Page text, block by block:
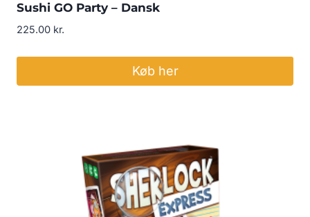
Sushi GO Party – Dansk
225.00 kr.
Køb her